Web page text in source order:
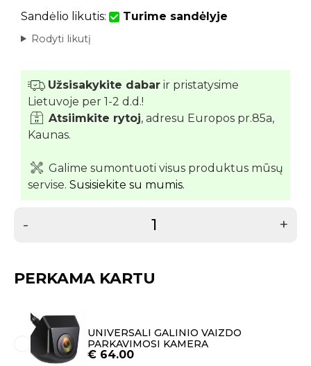
Sandėlio likutis: Turime sandėlyje
Rodyti likutį
Užsisakykite dabar ir pristatysime
Lietuvoje per 1-2 d.d.!
Atsiimkite rytoj, adresu Europos pr.85a,
Kaunas.
Galime sumontuoti visus produktus mūsų
servise. Susisiekite su mumis.
- +
PERKAMA KARTU
UNIVERSALI GALINIO VAIZDO
PARKAVIMOSI KAMERA
€ 64.00